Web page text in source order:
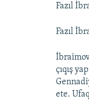
Fazıl
Fazıl
çıqış
ete.